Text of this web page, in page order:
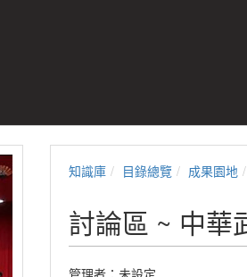
知識庫 目錄總覽 成果園地
討論區 ~ 中華
管理者：未設定